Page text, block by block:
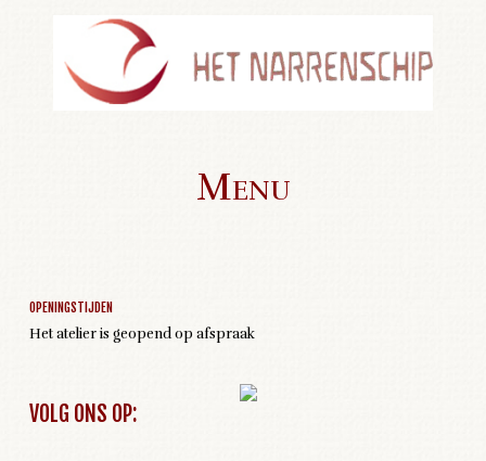
Menu
OPENINGSTIJDEN
Het atelier is geopend op afspraak
VOLG ONS OP: